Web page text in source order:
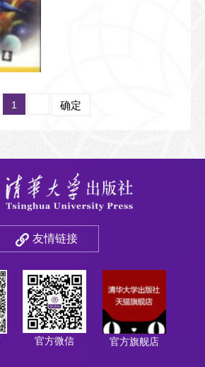
1 确定
友情链接
官方微信 官方旗舰店